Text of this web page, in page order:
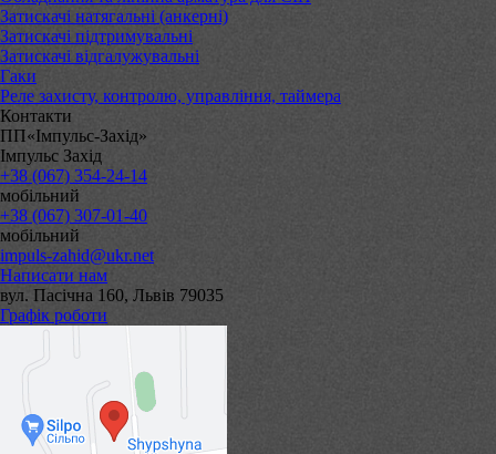
Затискачі натягальні (анкерні)
Затискачі підтримувальні
Затискачі відгалужувальні
Гаки
Реле захисту, контролю, управління, таймера
Контакти
ПП«Імпульс-Захід»
Імпульс Захід
+38 (067) 354-24-14
мобільний
+38 (067) 307-01-40
мобільний
impuls-zahid@ukr.net
Написати нам
вул. Пасічна 160, Львів 79035
Графік роботи